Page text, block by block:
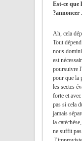
Est-ce que
annoncer
Ah, cela
Tout
nous
est
poursuivre
pour que la
les sectes
forte et
pas si cela
jamais
la
ne suffit